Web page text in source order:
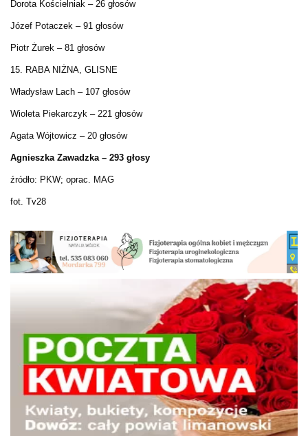
Dorota Kościelniak – 26 głosów
Józef Potaczek – 91 głosów
Piotr Żurek – 81 głosów
15. RABA NIŻNA, GLISNE
Władysław Lach – 107 głosów
Wioleta Piekarczyk – 221 głosów
Agata Wójtowicz – 20 głosów
Agnieszka Zawadzka – 293 głosy
źródło: PKW; oprac. MAG
fot. Tv28